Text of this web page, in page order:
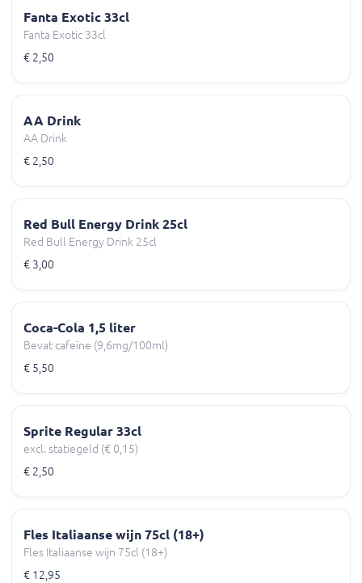
Fanta Exotic 33cl
Fanta Exotic 33cl
€ 2,50
AA Drink
AA Drink
€ 2,50
Red Bull Energy Drink 25cl
Red Bull Energy Drink 25cl
€ 3,00
Coca-Cola 1,5 liter
Bevat cafeïne (9,6mg/100ml)
€ 5,50
Sprite Regular 33cl
excl. statiegeld (€ 0,15)
€ 2,50
Fles Italiaanse wijn 75cl (18+)
Fles Italiaanse wijn 75cl (18+)
€ 12,95